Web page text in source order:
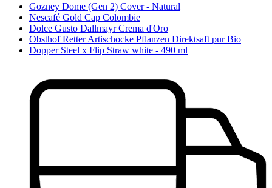
Gozney Dome (Gen 2) Cover - Natural
Nescafé Gold Cap Colombie
Dolce Gusto Dallmayr Crema d'Oro
Obsthof Retter Artischocke Pflanzen Direktsaft pur Bio
Dopper Steel x Flip Straw white - 490 ml